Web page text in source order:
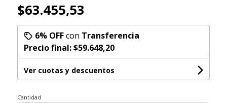
$63.455,53
6% OFFcon Transferencia
Precio final:$59.648,20
Ver cuotas y descuentos
Cantidad